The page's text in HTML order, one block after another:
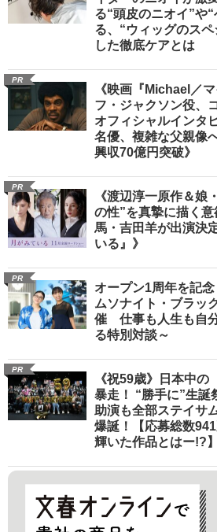
る“頭皮のニオイ”や
る、“ウィッグのス
した徹底ケアとは
PR
《映画『Michael／
フ・ジャクソン役、
オフィシャルインタ
名優、複雑な父親像
興収70億円突破》
PR
《渡辺淳一原作＆娘
の性”を真摯に描く
馬・吉田羊が出演決
いる』》
PR
オープン1周年を記
ムソナイト・ブラッ
催 仕事も人生も自
る特別対談～
PR
《祝59歳》日本中
暴走！ “勝手に”生誕
助演も全部ステイサ
爆誕！【応募総数
輝いた作品とはー!?】